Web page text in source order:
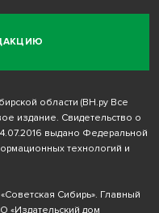
области (ВН.ру Все
издание. Свидетельство о
выдано Федеральной
технологий и
Сибирь». Главный
«Издательский дом